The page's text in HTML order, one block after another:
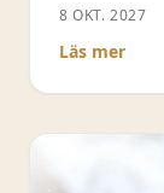
8 OKT. 2027
Läs mer